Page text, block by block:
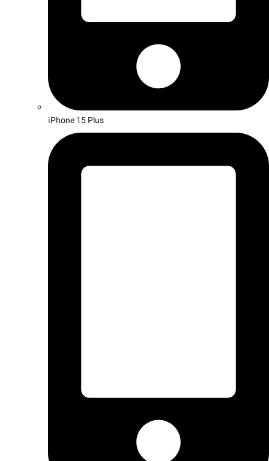
iPhone 15 Plus